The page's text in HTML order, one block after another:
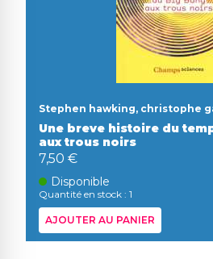
Stephen hawking, christophe
Une breve histoire du
aux trous noirs
7,50 €
Disponible
Quantité en stock : 1
AJOUTER AU PANIER